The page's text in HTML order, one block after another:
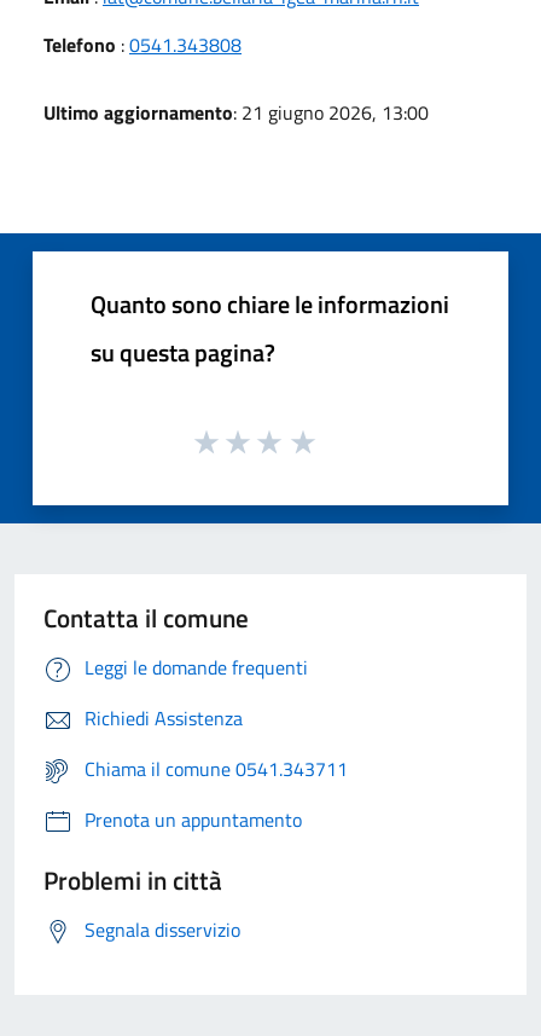
Telefono :0541.343808
Ultimo aggiornamento: 21 giugno 2026, 13:00
Quanto sono chiare le informazioni
su questa pagina?
Contatta il comune
Leggi le domande frequenti
Richiedi Assistenza
Chiama il comune 0541.343711
Prenota un appuntamento
Problemi in città
Segnala disservizio